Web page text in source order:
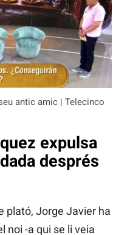
antic amic | Telecinco
expulsa
després
plató, Jorge Javier ha
noi -a qui se li veia